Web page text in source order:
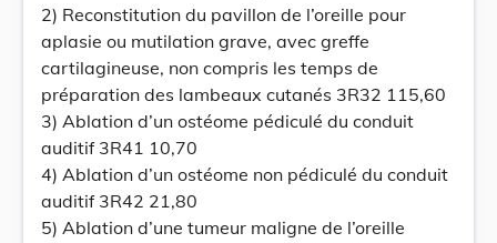
2) Reconstitution du pavillon de l’oreille pour
aplasie ou mutilation grave, avec greffe
cartilagineuse, non compris les temps de
préparation des lambeaux cutanés 3R32 115,60
3) Ablation d’un ostéome pédiculé du conduit
auditif 3R41 10,70
4) Ablation d’un ostéome non pédiculé du conduit
auditif 3R42 21,80
5) Ablation d’une tumeur maligne de l’oreille